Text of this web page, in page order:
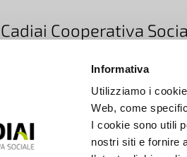
Informativa
Utilizziamo i
Web, come
I cookie sono utili
nostri siti e fornire
Cadiai Cooperativa
Via Bovi Campeggi 2/4E, 40131
T +39 051 5283511 |EMAIL
PEC cooperativacadiai@legalmail.it
Iscrizione Registro Imprese di
C.F. e P.IVA 00672690377